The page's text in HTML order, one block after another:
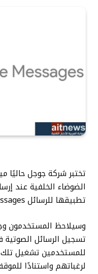
تختبر شركة جوجل حاليًا
الضوضاء الخلفية عند
تطبيقها للرسائل Google Messages.
وسيلاحظ المستخدمون
تسجيل الرسائل
للمستخدمين تشغيل تلك
لرغباتهم واستنادًا